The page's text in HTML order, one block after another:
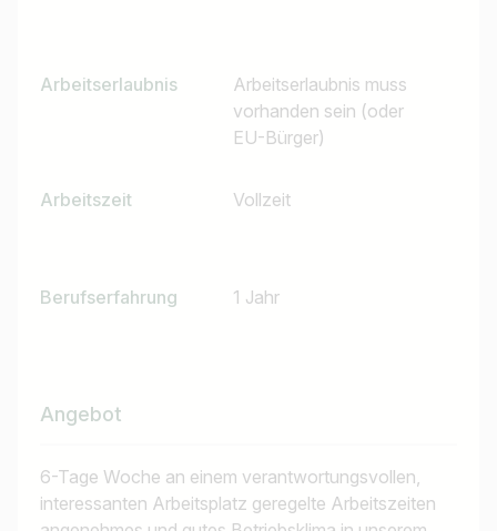
Arbeitserlaubnis
Arbeitserlaubnis muss
vorhanden sein (oder
EU-Bürger)
Arbeitszeit Vollzeit
Berufserfahrung 1 Jahr
Angebot
6-Tage Woche an einem verantwortungsvollen,
interessanten Arbeitsplatz geregelte Arbeitszeiten
Land / Bundesland